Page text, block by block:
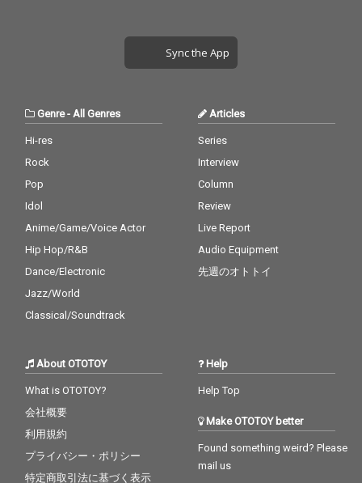
Sync the App
Genre- All Genres
Hi-res
Rock
Pop
Idol
Anime/Game/Voice Actor
Hip Hop/R&B
Dance/Electronic
Jazz/World
Classical/Soundtrack
Articles
Series
Interview
Column
Review
Live Report
Audio Equipment
先週のオトトイ
About OTOTOY
What is OTOTOY?
会社概要
利用規約
プライバシー・ポリシー
特定商取引法に基づく表示
Help
Help Top
Make OTOTOY better
Found something weird? Please
mail us